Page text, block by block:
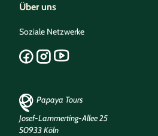
Über uns
Soziale Netzwerke
Papaya Tours
Josef-Lammerting-Allee 25
50933 Köln